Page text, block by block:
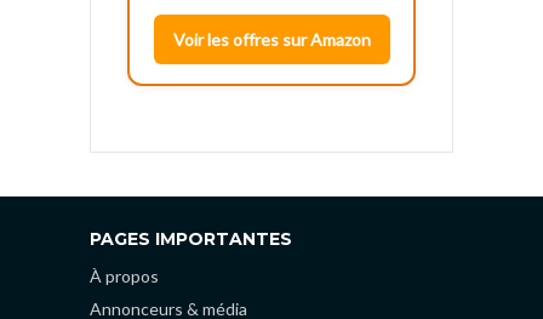
Voir les offres sur Amazon
PAGES IMPORTANTES
À propos
Annonceurs & média